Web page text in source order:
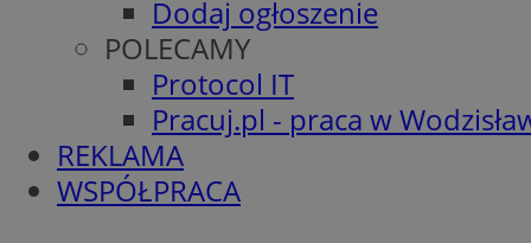
Dodaj ogłoszenie
POLECAMY
Protocol IT
Pracuj.pl - praca w
REKLAMA
WSPÓŁPRACA